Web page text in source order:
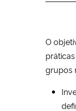
O
grupos